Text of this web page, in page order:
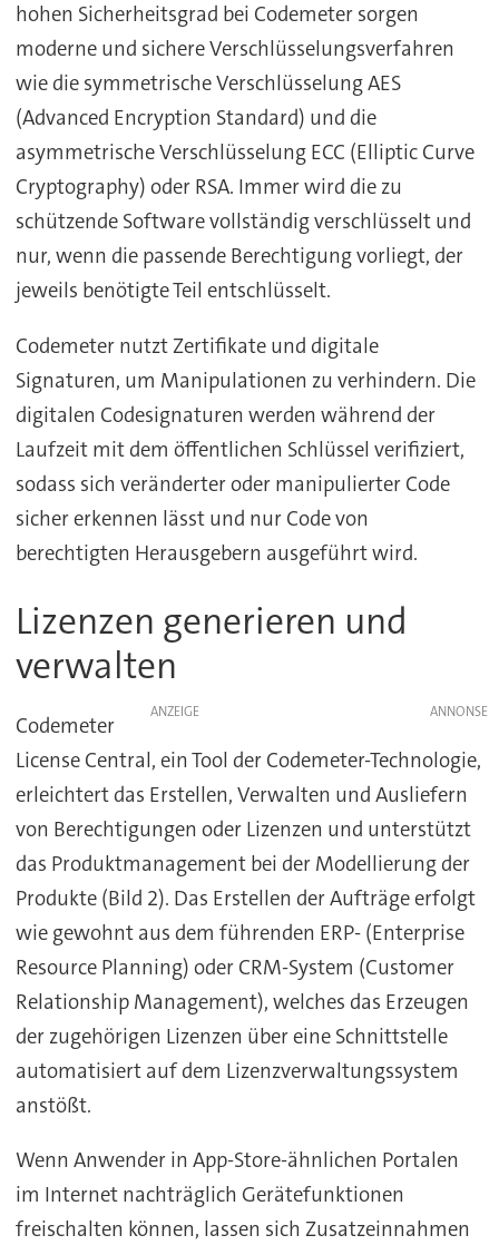
hohen Sicherheitsgrad bei Codemeter sorgen
moderne und sichere Verschlüsselungsverfahren
wie die symmetrische Verschlüsselung AES
(Advanced Encryption Standard) und die
asymmetrische Verschlüsselung ECC (Elliptic Curve
Cryptography) oder RSA. Immer wird die zu
schützende Software vollständig verschlüsselt und
nur, wenn die passende Berechtigung vorliegt, der
jeweils benötigte Teil entschlüsselt.
Codemeter nutzt Zertifikate und digitale
Signaturen, um Manipulationen zu verhindern. Die
digitalen Codesignaturen werden während der
Laufzeit mit dem öffentlichen Schlüssel verifiziert,
sodass sich veränderter oder manipulierter Code
sicher erkennen lässt und nur Code von
berechtigten Herausgebern ausgeführt wird.
Lizenzen generieren und
verwalten
ANZEIGE
Codemeter
License Central, ein Tool der Codemeter-Technologie,
erleichtert das Erstellen, Verwalten und Ausliefern
von Berechtigungen oder Lizenzen und unterstützt
das Produktmanagement bei der Modellierung der
Produkte (Bild 2). Das Erstellen der Aufträge erfolgt
wie gewohnt aus dem führenden ERP- (Enterprise
Resource Planning) oder CRM-System (Customer
Relationship Management), welches das Erzeugen
der zugehörigen Lizenzen über eine Schnittstelle
automatisiert auf dem Lizenzverwaltungssystem
anstößt.
Wenn Anwender in App-Store-ähnlichen Portalen
im Internet nachträglich Gerätefunktionen
freischalten können, lassen sich Zusatzeinnahmen